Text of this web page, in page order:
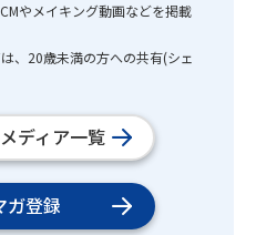
やメイキング動画などを掲載
、20歳未満の方への共有(シェ
ディア一覧
ガ登録